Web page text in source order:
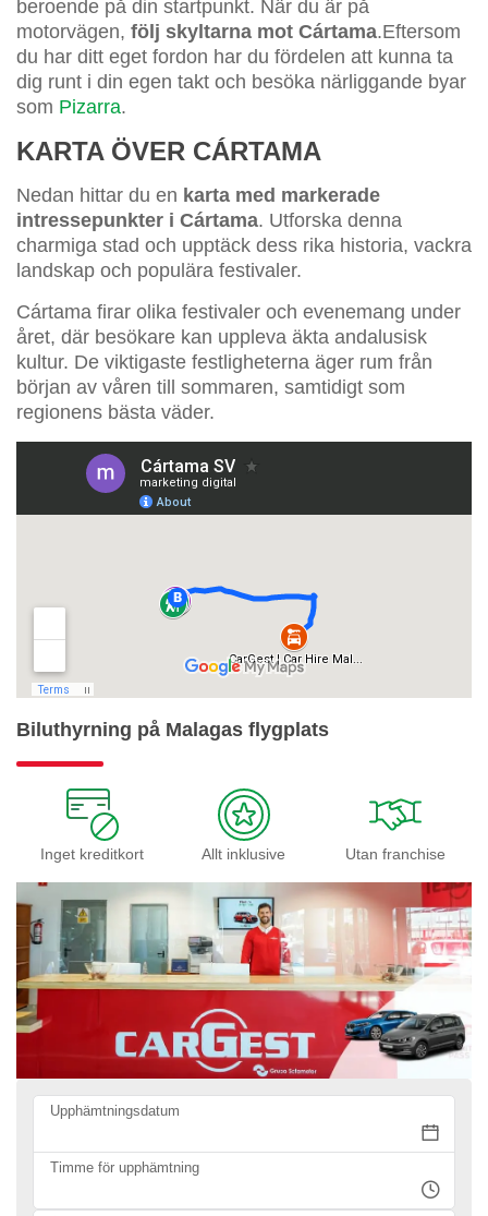
beroende på din startpunkt. När du är på
motorvägen, följ skyltarna mot Cártama.Eftersom
du har ditt eget fordon har du fördelen att kunna ta
dig runt i din egen takt och besöka närliggande byar
som Pizarra.
KARTA ÖVER CÁRTAMA
Nedan hittar du en karta med markerade
intressepunkter i Cártama. Utforska denna
charmiga stad och upptäck dess rika historia, vackra
landskap och populära festivaler.
Cártama firar olika festivaler och evenemang under
året, där besökare kan uppleva äkta andalusisk
kultur. De viktigaste festligheterna äger rum från
början av våren till sommaren, samtidigt som
regionens bästa väder.
Biluthyrning på Malagas flygplats
Inget kreditkort Allt inklusive Utan franchise
Upphämtningsdatum
Timme för upphämtning